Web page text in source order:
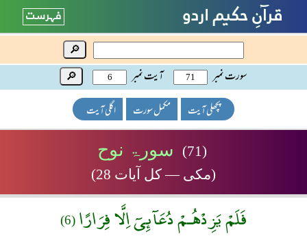
🔎
سورت نمبر آیت نمبر 🔎
پچھلی آیت مکمل سورت اگلی آیت
(71) سورۃ نوح
(مکی — کل آیات 28)
فَلَمْ يَزِدْهُـمْ دُعَآئِىٓ اِلَّا فِرَارًا(6)